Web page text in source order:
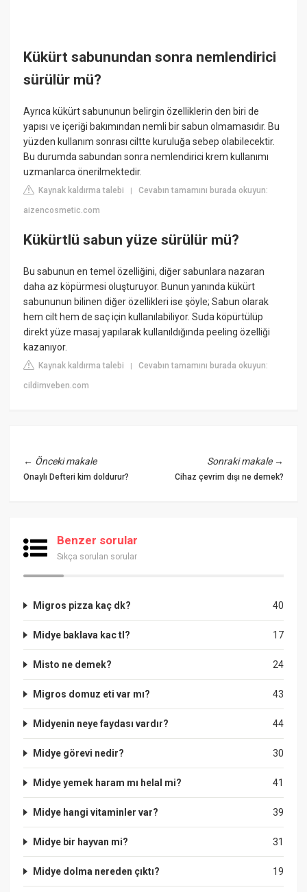
Kükürt sabunundan sonra nemlendirici
sürülür mü?
Ayrıca kükürt sabununun belirgin özelliklerin den biri de
yapısı ve içeriği bakımından nemli bir sabun olmamasıdır. Bu
yüzden kullanım sonrası ciltte kuruluğa sebep olabilecektir.
Bu durumda sabundan sonra nemlendirici krem kullanımı
uzmanlarca önerilmektedir.
Kaynak kaldırma talebi |Cevabın tamamını burada okuyun:
aizencosmetic.com
Kükürtlü sabun yüze sürülür mü?
Bu sabunun en temel özelliğini, diğer sabunlara nazaran
daha az köpürmesi oluşturuyor. Bunun yanında kükürt
sabununun bilinen diğer özellikleri ise şöyle; Sabun olarak
hem cilt hem de saç için kullanılabiliyor. Suda köpürtülüp
direkt yüze masaj yapılarak kullanıldığında peeling özelliği
kazanıyor.
Kaynak kaldırma talebi |Cevabın tamamını burada okuyun:
cildimveben.com
← Önceki makale
Onaylı Defteri kim doldurur?
Sonraki makale→
Cihaz çevrim dışı ne demek?
Benzer sorular
Sıkça sorulan sorular
40
Migros pizza kaç dk?
17
Midye baklava kac tl?
24
Misto ne demek?
43
Migros domuz eti var mı?
44
Midyenin neye faydası vardır?
30
Midye görevi nedir?
41
Midye yemek haram mı helal mi?
39
Midye hangi vitaminler var?
31
Midye bir hayvan mi?
19
Midye dolma nereden çıktı?